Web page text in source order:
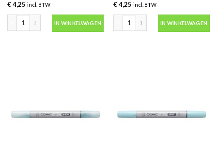
€4,25 incl. BTW
Copic Ciao 0 Blender inkt marker alcohol met 2 tips aantal
IN WINKELWAGEN
€4,25 incl. BTW
Copic Ciao 100 Black inkt marker
IN WINKELWAGEN